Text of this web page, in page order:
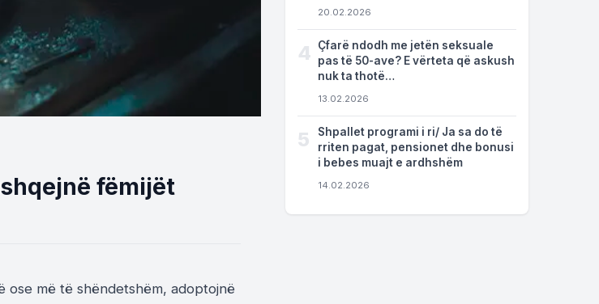
fëmijët
ose më të shëndetshëm, adoptojnë
20.02.2026
4
Çfarë ndodh me jetën seksuale
pas të 50-ave? E vërteta që askush
nuk ta thotë…
13.02.2026
5
Shpallet programi i ri/ Ja sa do të
rriten pagat, pensionet dhe bonusi
i bebes muajt e ardhshëm
14.02.2026